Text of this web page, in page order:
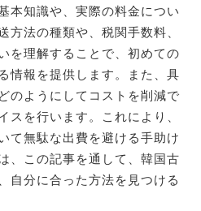
本知識や、実際の料金につい
方法の種類や、税関手数料、
を理解することで、初めての
情報を提供します。また、具
のようにしてコストを削減で
スを行います。これにより、
て無駄な出費を避ける手助け
、この記事を通して、韓国古
自分に合った方法を見つける